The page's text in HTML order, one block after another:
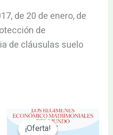
de 20 de enero, de
de
de cláusulas suelo
¡Oferta!
¡Oferta!
El
precio
El
precio